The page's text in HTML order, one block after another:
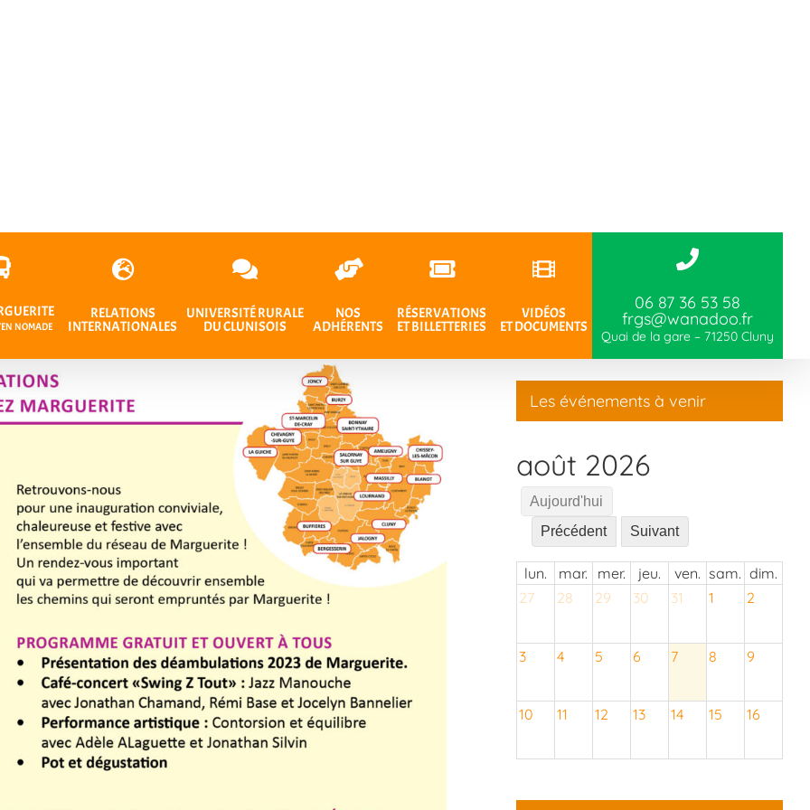
NOMADE
RELATIONS
INTERNATIONALES
UNIVERSITÉ RURALE
DU CLUNISOIS
NOS
ADHÉRENTS
RÉSERVATIONS
ET BILLETTERIES
VIDÉOS
ET DOCUMENTS
06 87 36 53 58
frgs@wanadoo.fr
Quai de la gare – 71250 Cluny
Les événements à venir
août 2026
Aujourd'hui
Précédent
Suivant
lun. mar. mer. jeu. ven. sam. dim.
27
28 29 30 31 1 2
3 4 5 6 7 8 9
10 11 12 13 14 15 16